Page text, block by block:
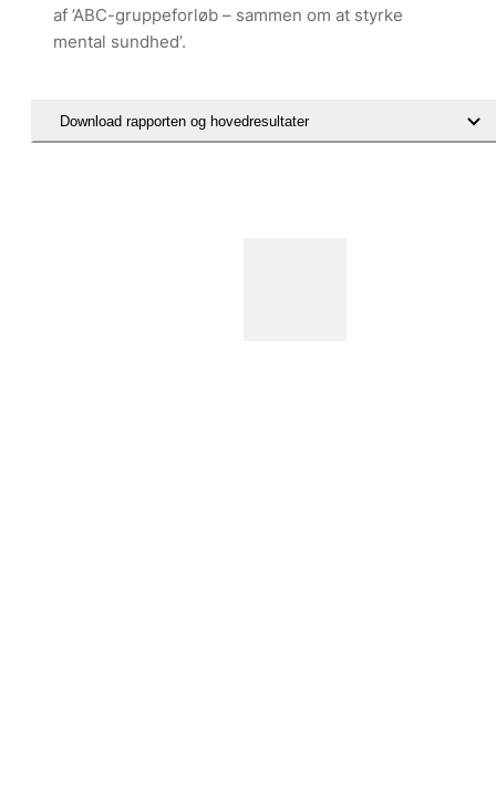
af ’ABC-gruppeforløb – sammen om at styrke
mental sundhed’.
Download rapporten og hovedresultater